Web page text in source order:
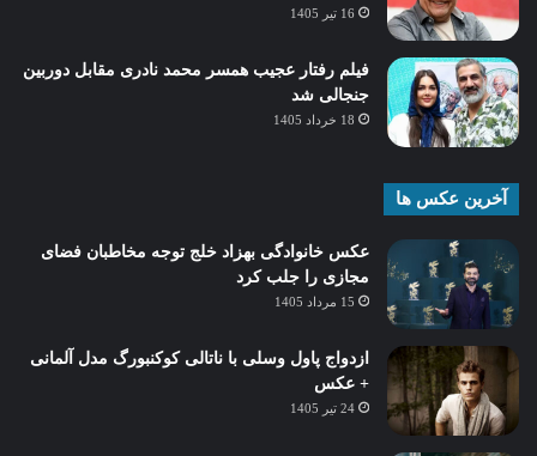
16 تیر 1405
فیلم رفتار عجیب همسر محمد نادری مقابل دوربین
جنجالی شد
18 خرداد 1405
آخرین عکس ها
عکس خانوادگی بهزاد خلج توجه مخاطبان فضای
مجازی را جلب کرد
15 مرداد 1405
ازدواج پاول وسلی با ناتالی کوکنبورگ مدل آلمانی
+ عکس
24 تیر 1405